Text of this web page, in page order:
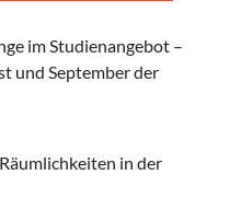
im Studienangebot –
und September der
in der